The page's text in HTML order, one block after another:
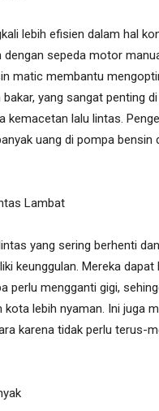
lebih efisien dalam hal
dengan sepeda motor
matic membantu
yang sangat penting
kemacetan lalu lintas.
uang di pompa bensin
Lambat
yang sering berhenti
keunggulan. Mereka dapat
perlu mengganti gigi,
kota lebih nyaman. Ini juga
karena tidak perlu terus-